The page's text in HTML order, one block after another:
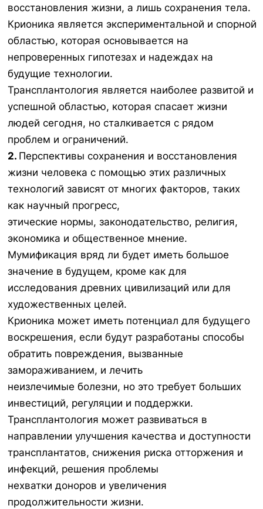
восстановления жизни, а лишь сохранения тела.
Крионика является экспериментальной и спорной
областью, которая основывается на
непроверенных гипотезах и надеждах на
будущие технологии.
Трансплантология является наиболее развитой и
успешной областью, которая спасает жизни
людей сегодня, но сталкивается с рядом
проблем и ограничений.
2. Перспективы сохранения и восстановления
жизни человека с помощью этих различных
технологий зависят от многих факторов, таких
как научный прогресс,
этические нормы, законодательство, религия,
экономика и общественное мнение.
Мумификация вряд ли будет иметь большое
значение в будущем, кроме как для
исследования древних цивилизаций или для
художественных целей.
Крионика может иметь потенциал для будущего
воскрешения, если будут разработаны способы
обратить повреждения, вызванные
замораживанием, и лечить
неизлечимые болезни, но это требует больших
инвестиций, регуляции и поддержки.
Трансплантология может развиваться в
направлении улучшения качества и доступности
трансплантатов, снижения риска отторжения и
инфекций, решения проблемы
нехватки доноров и увеличения
продолжительности жизни.